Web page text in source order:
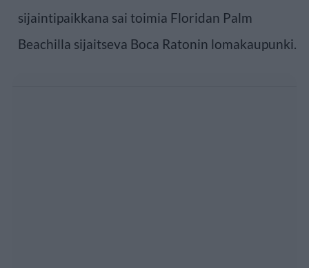
sijaintipaikkana sai toimia Floridan Palm
Beachilla sijaitseva Boca Ratonin lomakaupunki.